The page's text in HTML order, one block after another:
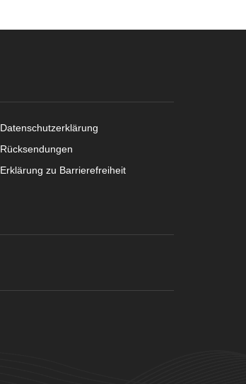
Datenschutzerklärung
Rücksendungen
Erklärung zu Barrierefreiheit